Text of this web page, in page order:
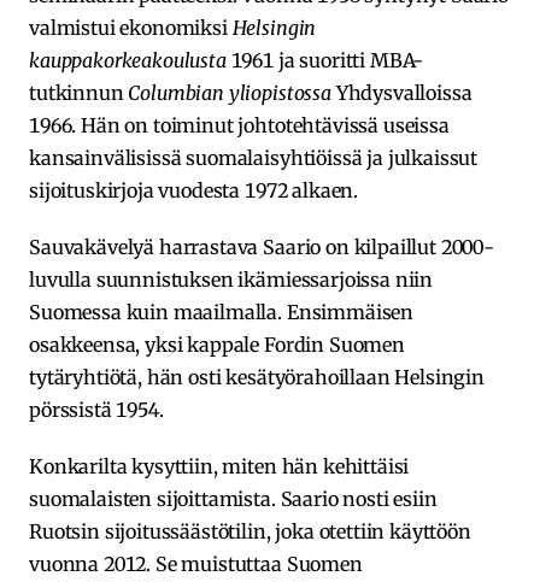
valmistui ekonomiksi Helsingin
kauppakorkeakoulusta1961 ja suoritti MBA-
tutkinnun Columbian yliopistossaYhdysvalloissa
1966. Hän on toiminut johtotehtävissä useissa
kansainvälisissä suomalaisyhtiöissä ja julkaissut
sijoituskirjoja vuodesta 1972 alkaen.
Sauvakävelyä harrastava Saario on kilpaillut 2000-
luvulla suunnistuksen ikämiessarjoissa niin
Suomessa kuin maailmalla. Ensimmäisen
osakkeensa, yksi kappale Fordin Suomen
tytäryhtiötä, hän osti kesätyörahoillaan Helsingin
pörssistä 1954.
Konkarilta kysyttiin, miten hän kehittäisi
suomalaisten sijoittamista. Saario nosti esiin
Ruotsin sijoitussäästötilin, joka otettiin käyttöön
vuonna 2012. Se muistuttaa Suomen